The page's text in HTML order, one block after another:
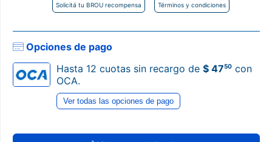
Solicitá tu BROU recompensa Términos y condiciones
Opciones de pago
Hasta 12 cuotas sin recargo de $ 4750 con
OCA.
Ver todas las opciones de pago